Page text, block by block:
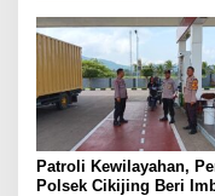
Patroli Kewilayahan,
Polsek Cikijing Beri